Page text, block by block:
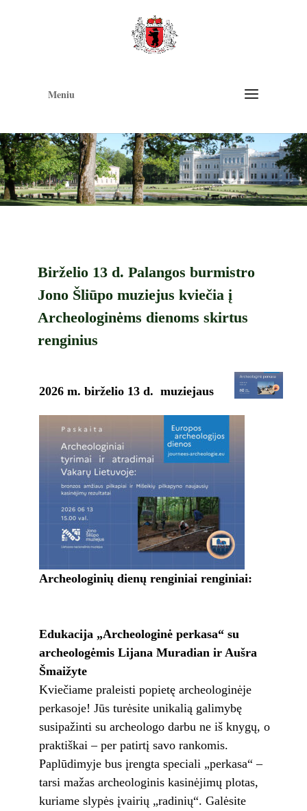
Meniu
Birželio 13 d. Palangos burmistro
Jono Šliūpo muziejus kviečia į
Archeologinėms dienoms skirtus
renginius
2026 m. birželio 13 d. muziejaus
Archeologinių dienų renginiai renginiai:
Edukacija „Archeologinė perkasa“ su
archeologėmis Lijana Muradian ir Aušra
Šmaižyte
Kviečiame praleisti popietę archeologinėje
perkasoje! Jūs turėsite unikalią galimybę
susipažinti su archeologo darbu ne iš knygų, o
praktiškai – per patirtį savo rankomis.
Paplūdimyje bus įrengta speciali „perkasa“ –
tarsi mažas archeologinis kasinėjimų plotas,
kuriame slypės įvairių „radinių“. Galėsite